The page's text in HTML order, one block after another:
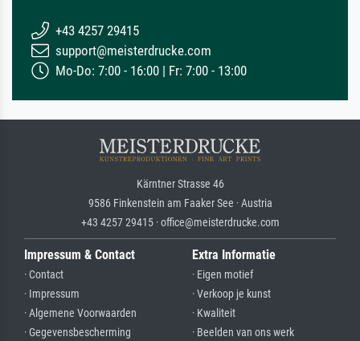
+43 4257 29415
support@meisterdrucke.com
Mo-Do: 7:00 - 16:00 | Fr: 7:00 - 13:00
Kärntner Strasse 46
9586 Finkenstein am Faaker See · Austria
+43 4257 29415 · office@meisterdrucke.com
Impressum & Contact
· Contact
· Impressum
· Algemene Voorwaarden
· Gegevensbescherming
Extra Informatie
· Eigen motief
· Verkoop je kunst
· Kwaliteit
· Beelden van ons werk